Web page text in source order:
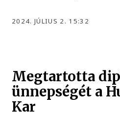
2024. JÚLIUS 2. 15:32
Megtartotta
ünnepségét a
Kar